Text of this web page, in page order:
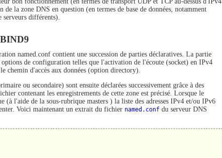
la zone DNS en question (en termes de base de données, notamment
serveurs différents).
named.conf contient une succession de parties déclaratives. La partie
de configuration telles que l'activation de l'écoute (socket) en IPv4
d'accès aux données (option directory).
ou secondaire) sont ensuite déclarées successivement grâce à des
contenant les enregistrements de cette zone est précisé. Lorsque le
(à l'aide de la sous-rubrique masters ) la liste des adresses IPv4 et/ou IPv6
Voici maintenant un extrait du fichier named.conf du serveur DNS